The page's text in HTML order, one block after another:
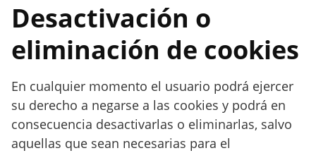
Desactivación o
eliminación de cookies
En cualquier momento el usuario podrá ejercer
su derecho a negarse a las cookies y podrá en
consecuencia desactivarlas o eliminarlas, salvo
aquellas que sean necesarias para el